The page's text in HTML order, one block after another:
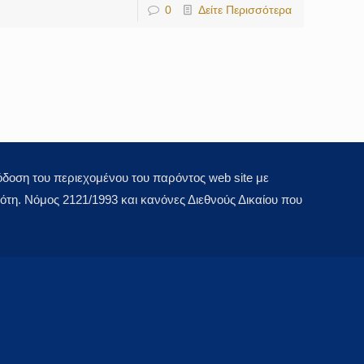
0 Δείτε Περισσότερα
του περιεχομένου του παρόντος web site με
Νόμος 2121/1993 και κανόνες Διεθνούς Δικαίου που